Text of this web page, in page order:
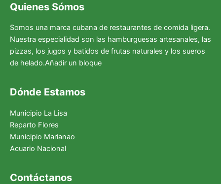
Quienes Sómos
Somos una marca cubana de restaurantes de comida ligera.
Nuestra especialidad son las hamburguesas artesanales, las
pizzas, los jugos y batidos de frutas naturales y los sueros
de helado.Añadir un bloque
Dónde Estamos
Municipio La Lisa
Reparto Flores
Municipio Marianao
Acuario Nacional
Contáctanos
Facebook
Instagram
X